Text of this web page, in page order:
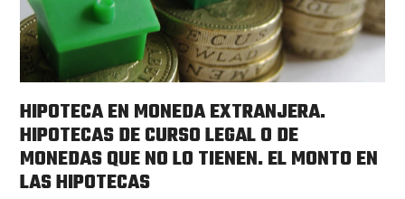
HIPOTECA EN MONEDA EXTRANJERA.
HIPOTECAS DE CURSO LEGAL O DE
MONEDAS QUE NO LO TIENEN. EL MONTO EN
LAS HIPOTECAS